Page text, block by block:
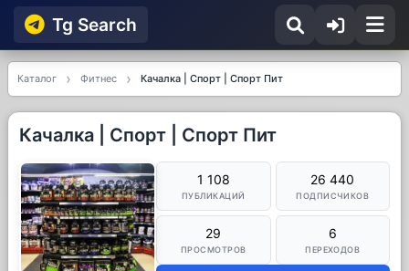
Tg Searсh
Каталог Фитнес Качалка | Спорт | Спорт Пит
Качалка | Спорт | Спорт Пит
1 108
ПУБЛИКАЦИЙ
26 440
ПОДПИСЧИКОВ
29
ПРОСМОТРОВ
6
ПЕРЕХОДОВ